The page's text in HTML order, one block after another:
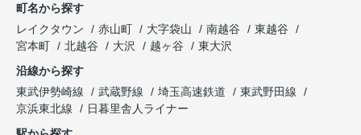
町名から探す
レイクタウン
赤山町 大字袋山 南越谷
東越谷
宮本町
北越谷 大沢 越ヶ谷
東大沢
沿線から探す
東武伊勢崎線
武蔵野線 埼玉高速鉄道
東武野田線
京浜東北線
日暮里舎人ライナー